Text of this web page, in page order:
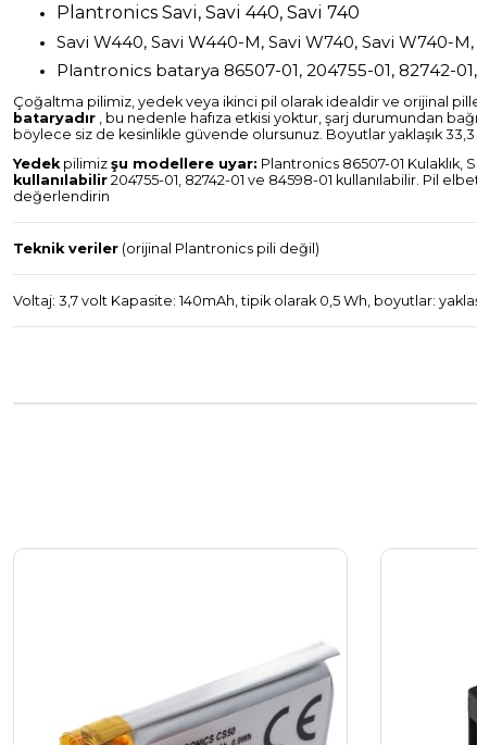
Plantronics Savi, Savi 440, Savi 740
Savi W440, Savi W440-M, Savi W740, Savi W740-
Plantronics batarya 86507-01, 204755-01, 82742-
Çoğaltma pilimiz, yedek veya ikinci pil olarak idealdir ve orijinal
bataryadır , bu nedenle hafıza etkisi yoktur, şarj durumundan
böylece siz de kesinlikle güvende olursunuz. Boyutlar yaklaşık 33,3
Yedekpilimiz şu modellere uyar: Plantronics 86507-01 Kulaklık,
kullanılabilir 204755-01, 82742-01 ve 84598-01 kullanılabilir. Pil
değerlendirin
Teknik veriler (orijinal Plantronics pili değil)
Voltaj: 3,7 volt Kapasite: 140mAh, tipik olarak 0,5 Wh, boyutlar: